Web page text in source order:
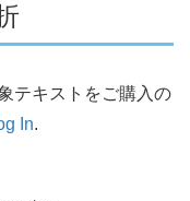
テキストをご購入の
In.